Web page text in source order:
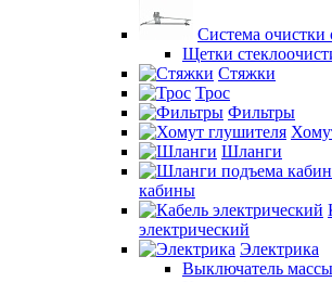
Система очистки
Щетки
Стяжки
Трос
Фильтры
Шланги
кабины
электрический
Электрика
Выключатель массы